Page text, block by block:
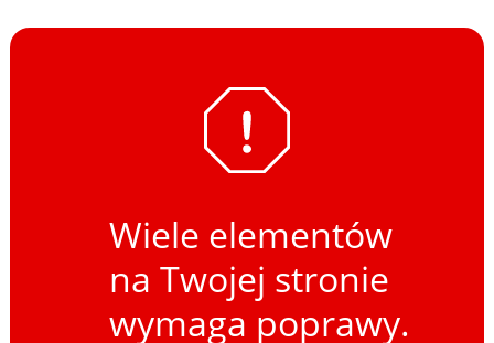
Wiele elementów
na Twojej stronie
wymaga poprawy.